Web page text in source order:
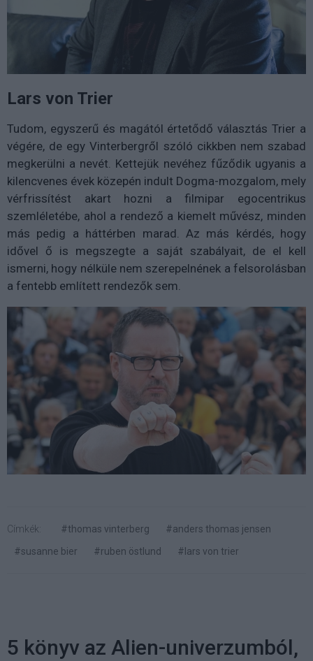
Lars von Trier
Tudom, egyszerű és magától értetődő választás Trier a
végére, de egy Vinterbergről szóló cikkben nem szabad
megkerülni a nevét. Kettejük nevéhez fűződik ugyanis a
kilencvenes évek közepén indult Dogma-mozgalom, mely
vérfrissítést akart hozni a filmipar egocentrikus
szemléletébe, ahol a rendező a kiemelt művész, minden
más pedig a háttérben marad. Az más kérdés, hogy
idővel ő is megszegte a saját szabályait, de el kell
ismerni, hogy nélküle nem szerepelnének a felsorolásban
a fentebb említett rendezők sem.
Címkék: #thomas vinterberg
#anders thomas jensen
#susanne bier
#ruben östlund #lars von trier
5 könyv az Alien-univerzumból,